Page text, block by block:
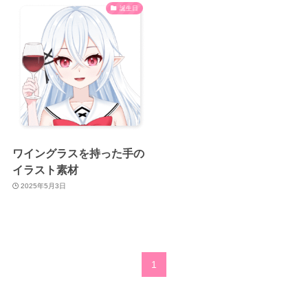
誕生日
ワイングラスを持った手の
イラスト素材
2025年5月3日
1